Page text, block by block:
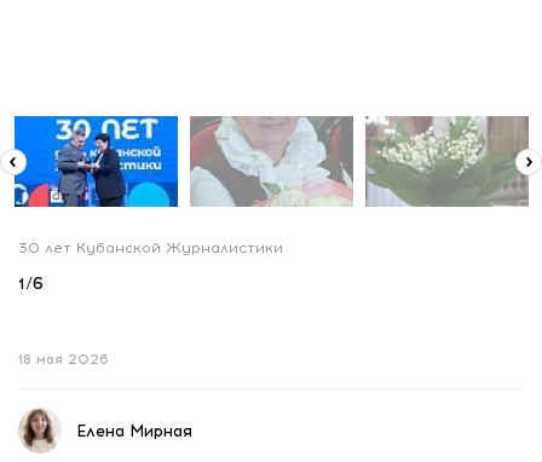
30 лет Кубанской Журналистики
1/6
18 мая 2026
Елена Мирная